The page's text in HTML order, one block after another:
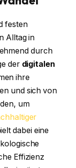
festen
Alltag in
durch
der digitalen
ihre
und sich von
um
dabei eine
Effizienz